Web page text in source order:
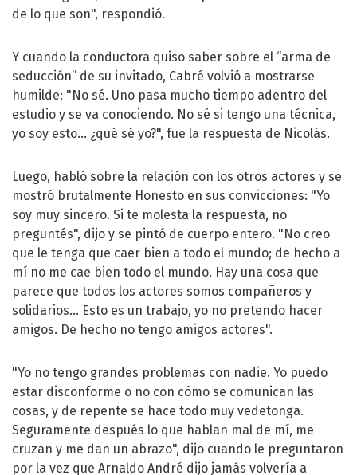
de lo que son", respondió.
Y cuando la conductora quiso saber sobre el “arma de
seducción” de su invitado, Cabré volvió a mostrarse
humilde: "No sé. Uno pasa mucho tiempo adentro del
estudio y se va conociendo. No sé si tengo una técnica,
yo soy esto… ¿qué sé yo?", fue la respuesta de Nicolás.
Luego, habló sobre la relación con los otros actores y se
mostró brutalmente Honesto en sus convicciones: "Yo
soy muy sincero. Si te molesta la respuesta, no
preguntés", dijo y se pintó de cuerpo entero. "No creo
que le tenga que caer bien a todo el mundo; de hecho a
mí no me cae bien todo el mundo. Hay una cosa que
parece que todos los actores somos compañeros y
solidarios... Esto es un trabajo, yo no pretendo hacer
amigos. De hecho no tengo amigos actores".
"Yo no tengo grandes problemas con nadie. Yo puedo
estar disconforme o no con cómo se comunican las
cosas, y de repente se hace todo muy vedetonga.
Seguramente después lo que hablan mal de mí, me
cruzan y me dan un abrazo", dijo cuando le preguntaron
por la vez que Arnaldo André dijo jamás volvería a